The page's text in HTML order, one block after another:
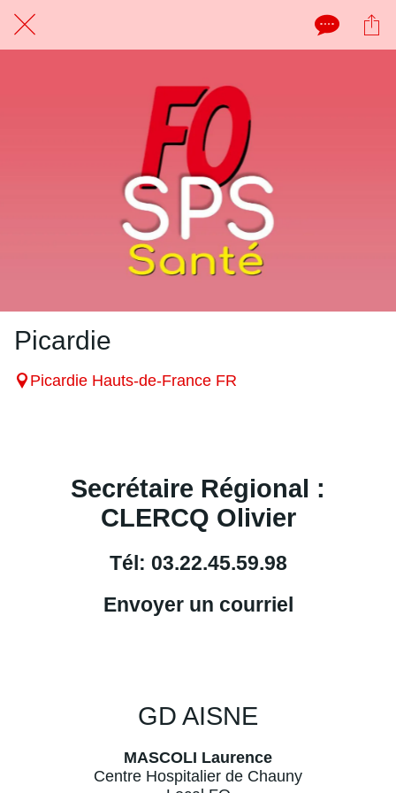
Picardie
Picardie Hauts-de-France FR
Secrétaire Régional :
CLERCQ Olivier
Tél: 03.22.45.59.98
Envoyer un courriel
GD AISNE
MASCOLI Laurence
Centre Hospitalier de Chauny